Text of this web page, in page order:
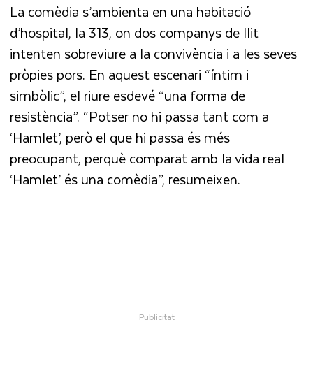
La comèdia s’ambienta en una habitació
d’hospital, la 313, on dos companys de llit
intenten sobreviure a la convivència i a les seves
pròpies pors. En aquest escenari “íntim i
simbòlic”, el riure esdevé “una forma de
resistència”. “Potser no hi passa tant com a
‘Hamlet’, però el que hi passa és més
preocupant, perquè comparat amb la vida real
‘Hamlet’ és una comèdia”, resumeixen.